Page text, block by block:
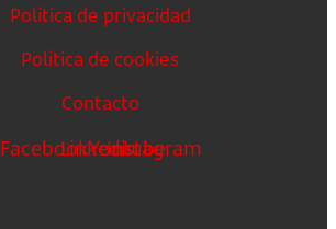
Política de privacidad
Política de cookies
Contacto
FacebookLinkedin
Youtube
Instagram